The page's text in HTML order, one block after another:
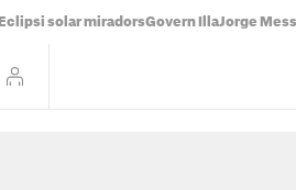
Eclipsi solar miradorsGovern IllaJorge